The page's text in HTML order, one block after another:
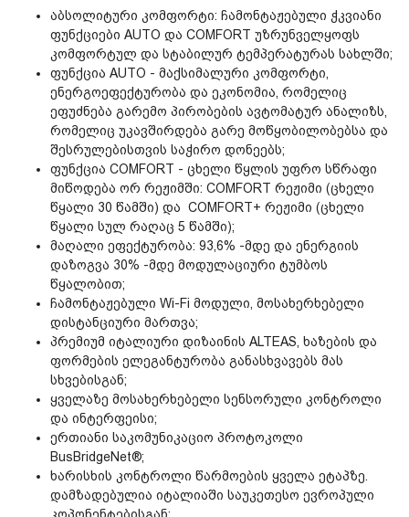
აბსოლიტური კომფორტი: ჩამონტაჟებული ჭკვიანი
ფუნქციები AUTO და COMFORT უზრუნველყოფს
კომფორტულ და სტაბილურ ტემპერატურას სახლში;
ფუნქცია AUTO - მაქსიმალური კომფორტი,
ენერგოეფექტურობა და ეკონომია, რომელიც
ეფუძნება გარემო პირობების ავტომატურ ანალიზს,
რომელიც უკავშირდება გარე მოწყობილობებსა და
შესრულებისთვის საჭირო დონეებს;
ფუნქცია COMFORT - ცხელი წყლის უფრო სწრაფი
მიწოდება ორ რეჟიმში: COMFORT რეჟიმი (ცხელი
წყალი 30 წამში) და COMFORT+ რეჟიმი (ცხელი
წყალი სულ რაღაც 5 წამში);
მაღალი ეფექტურობა: 93,6% -მდე და ენერგიის
დაზოგვა 30% -მდე მოდულაციური ტუმბოს
წყალობით;
ჩამონტაჟებული Wi-Fi მოდული, მოსახერხებელი
დისტანციური მართვა;
პრემიუმ იტალიური დიზაინის ALTEAS, ხაზების და
ფორმების ელეგანტურობა განასხვავებს მას
სხვებისგან;
ყველაზე მოსახერხებელი სენსორული კონტროლი
და ინტერფეისი;
ერთიანი საკომუნიკაციო პროტოკოლი
BusBridgeNet®;
ხარისხის კონტროლი წარმოების ყველა ეტაპზე.
დამზადებულია იტალიაში საუკეთესო ევროპული